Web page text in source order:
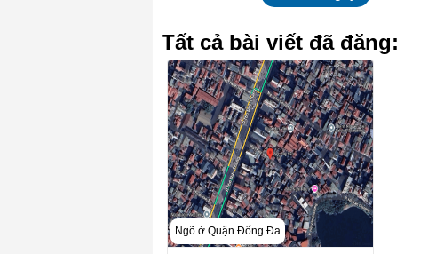
Tất cả bài viết đã đăng:
Ngõ ở Quận Đống Đa